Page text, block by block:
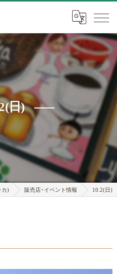
日)
カ) 販売店･イベント情報 10.2(日)